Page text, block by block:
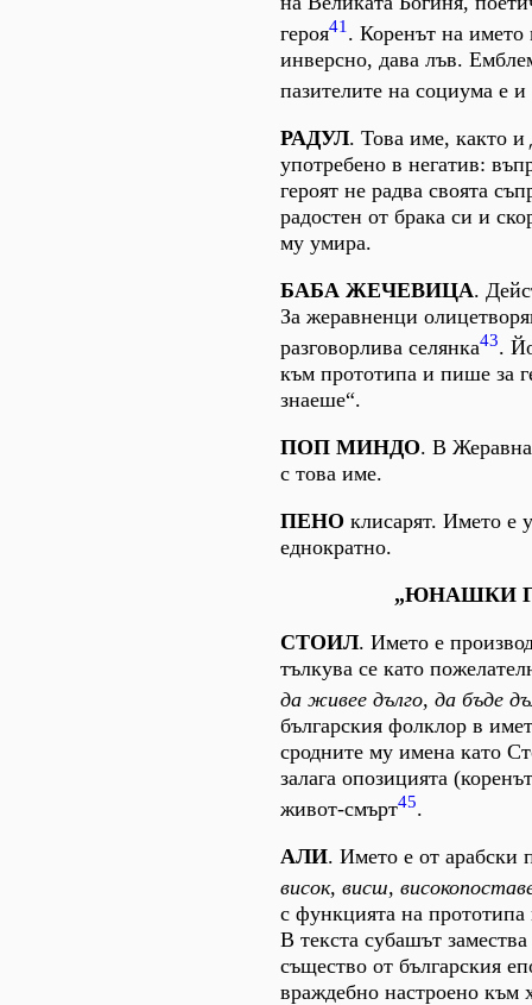
героя41 . Коренът на името
инверсно, дава лъв.
пазителите на социума е и
РАДУЛ. Това име, както и
употребено в негатив:
героят не радва своята
радостен от брака си и
му умира.
БАБА ЖЕЧЕВИЦА.
За жеравненци
разговорлива селянка43.
към прототипа и пише за
знаеше“.
ПОП МИНДО. В
с това име.
ПЕНО клисарят. Името е
еднократно.
„ЮНАШКИ
СТОИЛ. Името е
тълкува се като
да живее дълго, да бъде
българския фолклор в
сродните му имена като
залага опозицията
живот-смърт45.
АЛИ. Името е от арабски
висок, висш,
с функцията на
В текста субашът
същество от българския
враждебно настроено към